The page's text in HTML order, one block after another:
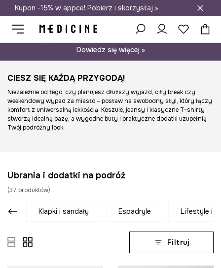
Darmowa dostawa do salonów
Kupon -15% w appce! Pobierz i skorzystaj »
Dowiedz się więcej »
CIESZ SIĘ KAŻDĄ PRZYGODĄ!
Niezależnie od tego, czy planujesz dłuższy wyjazd, city break czy
weekendowy wypad za miasto – postaw na swobodny styl, który łączy
komfort z uniwersalną lekkością. Koszule, jeansy i klasyczne T-shirty
stworzą idealną bazę, a wygodne buty i praktyczne dodatki uzupełnią
Twój podróżny look.
Ubrania i dodatki na podróż
(37 produktów)
klapki i sandały espadryle lifestyle i
Filtruj